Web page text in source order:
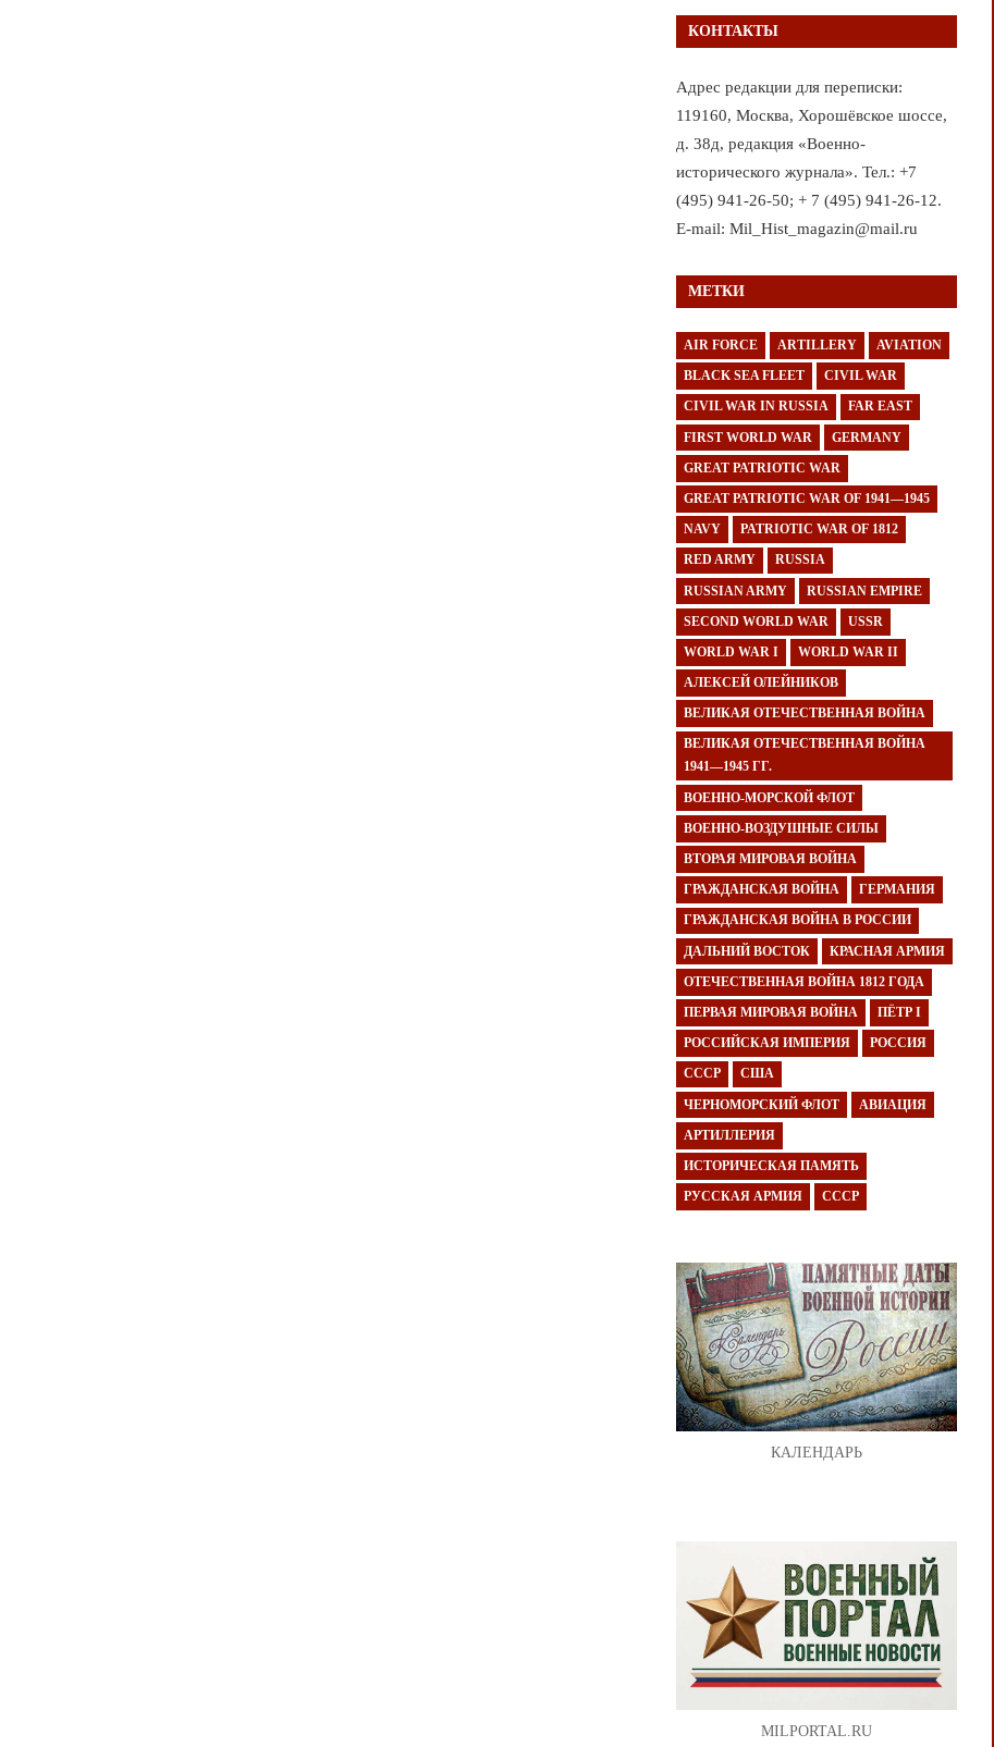
КОНТАКТЫ
Адрес редакции для переписки:
119160, Москва, Хорошёвское шоссе,
д. 38д, редакция «Военно-
исторического журнала». Тел.: +7
(495) 941-26-50; + 7 (495) 941-26-12.
E-mail: Mil_Hist_magazin@mail.ru
МЕТКИ
AIR FORCE ARTILLERY AVIATION
BLACK SEA FLEET CIVIL WAR
CIVIL WAR IN RUSSIA FAR EAST
FIRST WORLD WAR GERMANY
GREAT PATRIOTIC WAR
GREAT PATRIOTIC WAR OF 1941—1945
NAVY PATRIOTIC WAR OF 1812
RED ARMY RUSSIA
RUSSIAN ARMY RUSSIAN EMPIRE
SECOND WORLD WAR USSR
WORLD WAR I WORLD WAR II
АЛЕКСЕЙ ОЛЕЙНИКОВ
ВЕЛИКАЯ ОТЕЧЕСТВЕННАЯ ВОЙНА
ВЕЛИКАЯ ОТЕЧЕСТВЕННАЯ ВОЙНА
1941—1945 ГГ.
ВОЕННО-МОРСКОЙ ФЛОТ
ВОЕННО-ВОЗДУШНЫЕ СИЛЫ
ВТОРАЯ МИРОВАЯ ВОЙНА
ГРАЖДАНСКАЯ ВОЙНА ГЕРМАНИЯ
ГРАЖДАНСКАЯ ВОЙНА В РОССИИ
ДАЛЬНИЙ ВОСТОК КРАСНАЯ АРМИЯ
ОТЕЧЕСТВЕННАЯ ВОЙНА 1812 ГОДА
ПЕРВАЯ МИРОВАЯ ВОЙНА ПЁТР I
РОССИЙСКАЯ ИМПЕРИЯ РОССИЯ
СССР США
ЧЕРНОМОРСКИЙ ФЛОТ АВИАЦИЯ
АРТИЛЛЕРИЯ
ИСТОРИЧЕСКАЯ ПАМЯТЬ
РУССКАЯ АРМИЯ СССР
КАЛЕНДАРЬ
MILPORTAL.RU